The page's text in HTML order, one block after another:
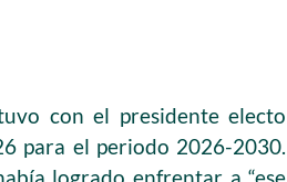
con el presidente electo
para el periodo 2026-2030.